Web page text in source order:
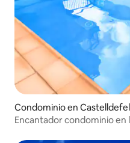
Condominio en
Encantador condominio en